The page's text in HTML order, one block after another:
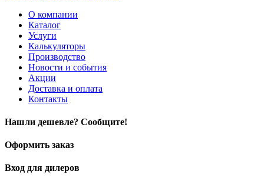
О компании
Каталог
Услуги
Калькуляторы
Производство
Новости и события
Акции
Доставка и оплата
Контакты
Нашли дешевле? Сообщите!
Оформить заказ
Вход для дилеров